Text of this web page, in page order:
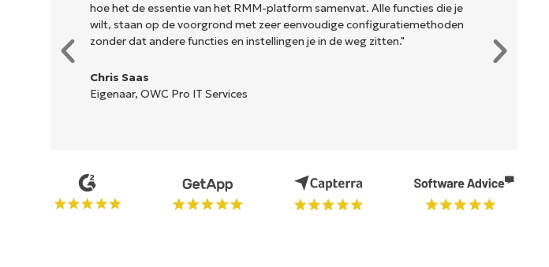
hoe het de essentie van het RMM-platform samenvat. Alle functies die je
wilt, staan op de voorgrond met zeer eenvoudige configuratiemethoden
zonder dat andere functies en instellingen je in de weg zitten."
Chris Saas
Eigenaar, OWC Pro IT Services